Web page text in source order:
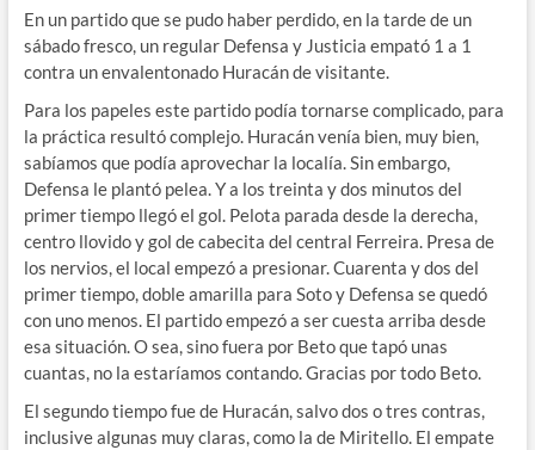
En un partido que se pudo haber perdido, en la tarde de un
sábado fresco, un regular Defensa y Justicia empató 1 a 1
contra un envalentonado Huracán de visitante.
Para los papeles este partido podía tornarse complicado, para
la práctica resultó complejo. Huracán venía bien, muy bien,
sabíamos que podía aprovechar la localía. Sin embargo,
Defensa le plantó pelea. Y a los treinta y dos minutos del
primer tiempo llegó el gol. Pelota parada desde la derecha,
centro llovido y gol de cabecita del central Ferreira. Presa de
los nervios, el local empezó a presionar. Cuarenta y dos del
primer tiempo, doble amarilla para Soto y Defensa se quedó
con uno menos. El partido empezó a ser cuesta arriba desde
esa situación. O sea, sino fuera por Beto que tapó unas
cuantas, no la estaríamos contando. Gracias por todo Beto.
El segundo tiempo fue de Huracán, salvo dos o tres contras,
inclusive algunas muy claras, como la de Miritello. El empate